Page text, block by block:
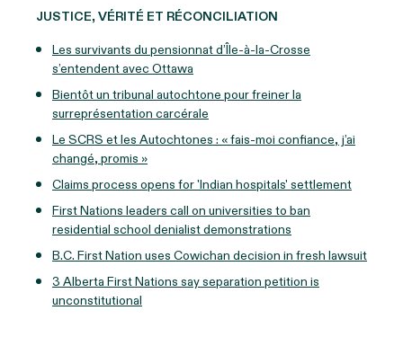
JUSTICE, VÉRITÉ ET RÉCONCILIATION
Les survivants du pensionnat d’Île-à-la-Crosse
s’entendent avec Ottawa
Bientôt un tribunal autochtone pour freiner la
surreprésentation carcérale
Le SCRS et les Autochtones : « fais-moi confiance, j’ai
changé, promis »
Claims process opens for 'Indian hospitals' settlement
First Nations leaders call on universities to ban
residential school denialist demonstrations
B.C. First Nation uses Cowichan decision in fresh lawsuit
3 Alberta First Nations say separation petition is
unconstitutional